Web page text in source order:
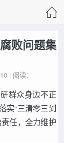
败问题集
| 阅读：
群众身边不正
实“三清零三到
任，全力维护